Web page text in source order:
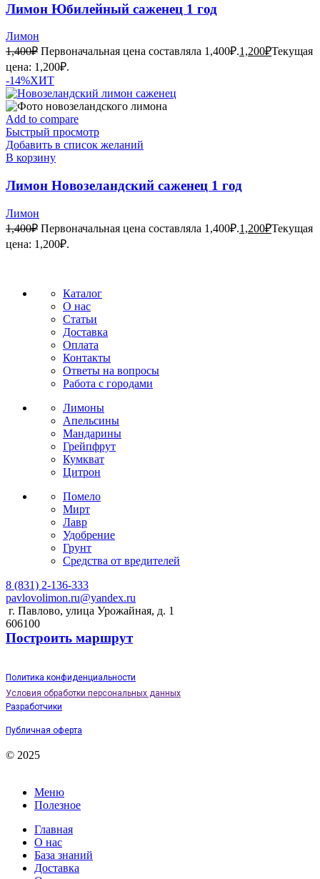
Лимон Юбилейный саженец 1 год
Лимон
1,400₽ Первоначальная цена составляла 1,400₽.1,200₽Текущая
цена: 1,200₽.
-14%ХИТ
Add to compare
Быстрый просмотр
Добавить в список желаний
В корзину
Лимон Новозеландский саженец 1 год
Лимон
1,400₽ Первоначальная цена составляла 1,400₽.1,200₽Текущая
цена: 1,200₽.
Каталог
О нас
Статьи
Доставка
Оплата
Контакты
Ответы на вопросы
Работа с городами
Лимоны
Апельсины
Мандарины
Грейпфрут
Кумкват
Цитрон
Помело
Мирт
Лавр
Удобрение
Грунт
Средства от вредителей
8 (831) 2-136-333
pavlovolimon.ru@yandex.ru
г. Павлово, улица Урожайная, д. 1
606100
Построить маршрут
Политика конфиденциальности
Условия обработки персональных данных
Разработчики
Публичная оферта
© 2025
Меню
Полезное
Главная
О нас
База знаний
Доставка